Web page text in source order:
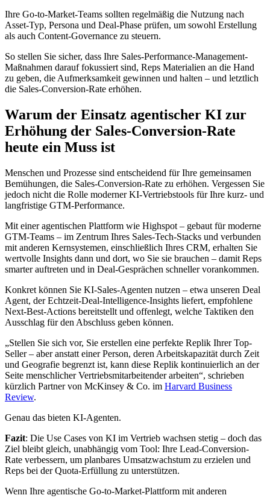
Ihre Go-to-Market-Teams sollten regelmäßig die Nutzung nach
Asset-Typ, Persona und Deal-Phase prüfen, um sowohl Erstellung
als auch Content-Governance zu steuern.
So stellen Sie sicher, dass Ihre Sales-Performance-Management-
Maßnahmen darauf fokussiert sind, Reps Materialien an die Hand
zu geben, die Aufmerksamkeit gewinnen und halten – und letztlich
die Sales-Conversion-Rate erhöhen.
Warum der Einsatz agentischer KI zur
Erhöhung der Sales-Conversion-Rate
heute ein Muss ist
Menschen und Prozesse sind entscheidend für Ihre gemeinsamen
Bemühungen, die Sales-Conversion-Rate zu erhöhen. Vergessen Sie
jedoch nicht die Rolle moderner KI-Vertriebstools für Ihre kurz- und
langfristige GTM-Performance.
Mit einer agentischen Plattform wie Highspot – gebaut für moderne
GTM-Teams – im Zentrum Ihres Sales-Tech-Stacks und verbunden
mit anderen Kernsystemen, einschließlich Ihres CRM, erhalten Sie
wertvolle Insights dann und dort, wo Sie sie brauchen – damit Reps
smarter auftreten und in Deal-Gesprächen schneller vorankommen.
Konkret können Sie KI-Sales-Agenten nutzen – etwa unseren Deal
Agent, der Echtzeit-Deal-Intelligence-Insights liefert, empfohlene
Next-Best-Actions bereitstellt und offenlegt, welche Taktiken den
Ausschlag für den Abschluss geben können.
„Stellen Sie sich vor, Sie erstellen eine perfekte Replik Ihrer Top-
Seller – aber anstatt einer Person, deren Arbeitskapazität durch Zeit
und Geografie begrenzt ist, kann diese Replik kontinuierlich an der
Seite menschlicher Vertriebsmitarbeitender arbeiten“, schrieben
kürzlich Partner von McKinsey & Co. im Harvard Business
Review.
Genau das bieten KI-Agenten.
Fazit: Die Use Cases von KI im Vertrieb wachsen stetig – doch das
Ziel bleibt gleich, unabhängig vom Tool: Ihre Lead-Conversion-
Rate verbessern, um planbares Umsatzwachstum zu erzielen und
Reps bei der Quota-Erfüllung zu unterstützen.
Wenn Ihre agentische Go-to-Market-Plattform mit anderen